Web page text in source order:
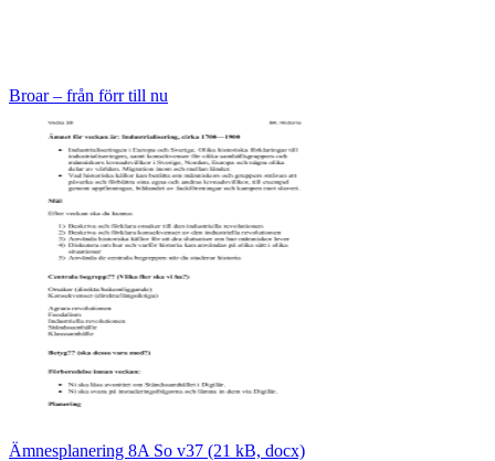
Broar – från förr till nu
Ämnesplanering 8A So v37 (21 kB, docx)